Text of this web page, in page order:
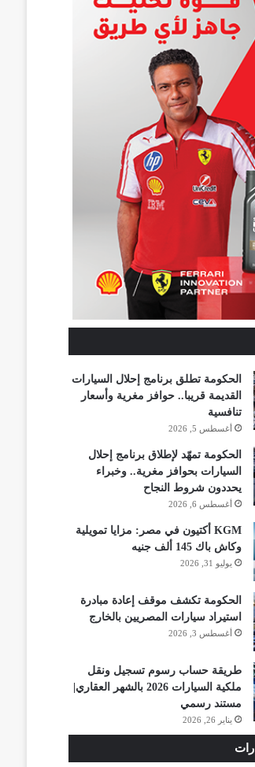
الحكومة تطلق برنامج إحلال السيارات
القديمة قريبا.. حوافز مغرية وأسعار
تنافسية
أغسطس 5, 2026
الحكومة تمهّد لإطلاق برنامج إحلال
السيارات بحوافز مغرية.. وخبراء
يحددون شروط النجاح
أغسطس 6, 2026
KGM أكتيون في مصر: مزايا تمويلية
وكاش باك 145 ألف جنيه
يوليو 31, 2026
الحكومة تكشف موقف إعادة مبادرة
استيراد سيارات المصريين بالخارج
أغسطس 3, 2026
طريقة حساب رسوم تسجيل ونقل
ملكية السيارات 2026 بالشهر العقاري|
مستند رسمي
يناير 26, 2026